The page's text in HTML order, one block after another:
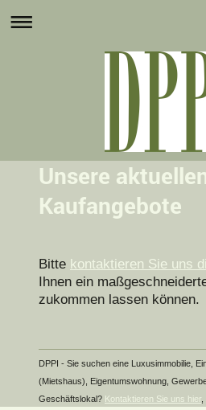
Unsere
Kaufangebote
Bitte kontaktieren Sie uns
Ihnen ein
zukommen lassen können.
DPPI - Sie suchen eine Luxusimmobilie,
(Mietshaus), Eigentumswohnung,
Geschäftslokal? Kontaktieren Sie uns hier